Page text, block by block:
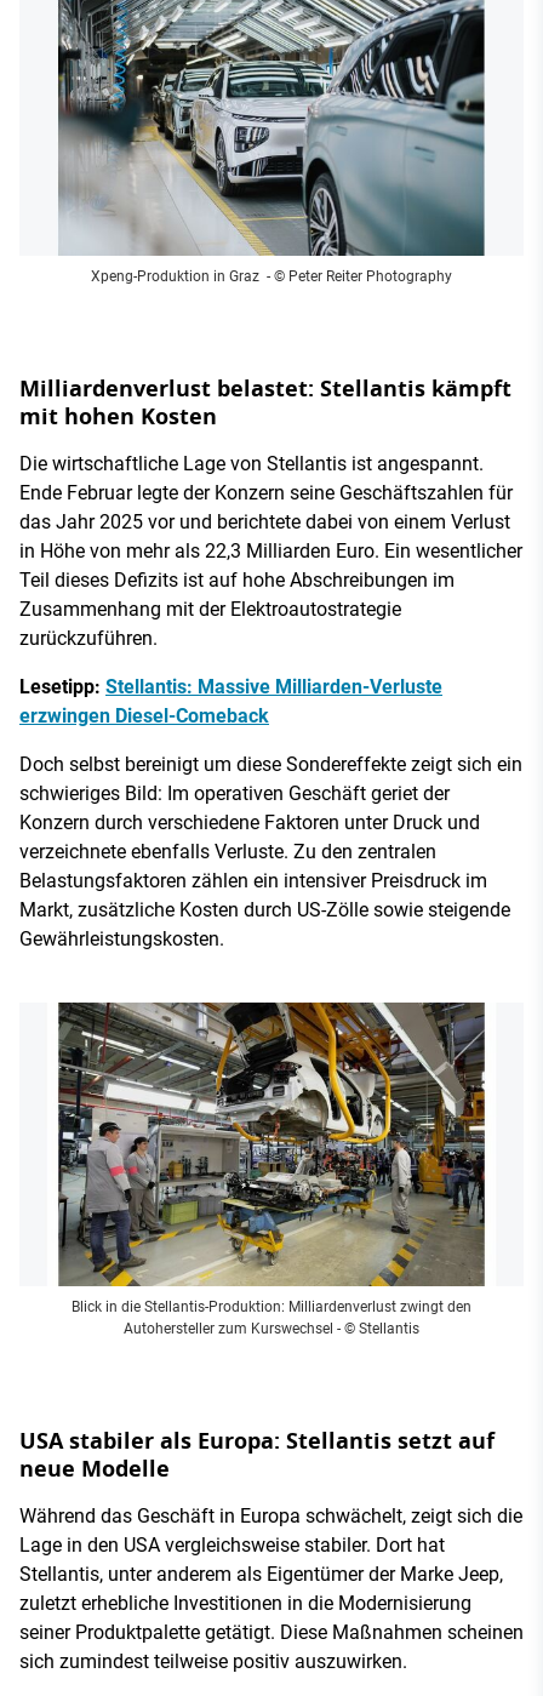
Xpeng-Produktion in Graz - © Peter Reiter Photography
Milliardenverlust belastet: Stellantis kämpft
mit hohen Kosten
Die wirtschaftliche Lage von Stellantis ist angespannt.
Ende Februar legte der Konzern seine Geschäftszahlen für
das Jahr 2025 vor und berichtete dabei von einem Verlust
in Höhe von mehr als 22,3 Milliarden Euro. Ein wesentlicher
Teil dieses Defizits ist auf hohe Abschreibungen im
Zusammenhang mit der Elektroautostrategie
zurückzuführen.
Lesetipp: Stellantis: Massive Milliarden-Verluste
erzwingen Diesel-Comeback
Doch selbst bereinigt um diese Sondereffekte zeigt sich ein
schwieriges Bild: Im operativen Geschäft geriet der
Konzern durch verschiedene Faktoren unter Druck und
verzeichnete ebenfalls Verluste. Zu den zentralen
Belastungsfaktoren zählen ein intensiver Preisdruck im
Markt, zusätzliche Kosten durch US-Zölle sowie steigende
Gewährleistungskosten.
Blick in die Stellantis-Produktion: Milliardenverlust zwingt den
Autohersteller zum Kurswechsel - © Stellantis
USA stabiler als Europa: Stellantis setzt auf
neue Modelle
Während das Geschäft in Europa schwächelt, zeigt sich die
Lage in den USA vergleichsweise stabiler. Dort hat
Stellantis, unter anderem als Eigentümer der Marke Jeep,
zuletzt erhebliche Investitionen in die Modernisierung
seiner Produktpalette getätigt. Diese Maßnahmen scheinen
sich zumindest teilweise positiv auszuwirken.